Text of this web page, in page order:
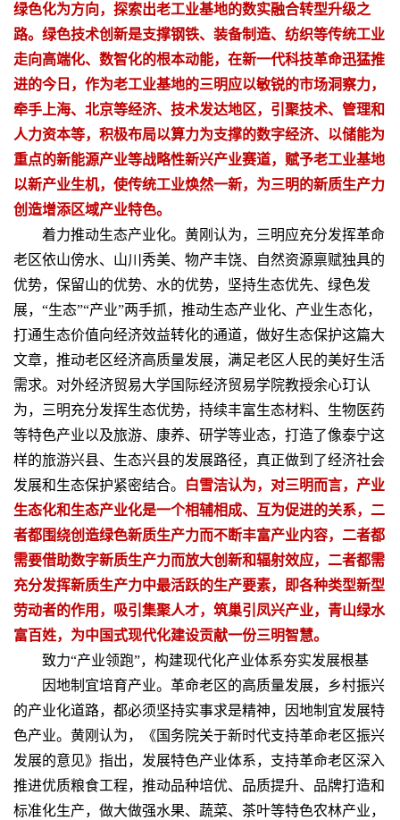
绿色化为方向，探索出老工业基地的数实融合转型升级之
路。绿色技术创新是支撑钢铁、装备制造、纺织等传统工业
走向高端化、数智化的根本动能，在新一代科技革命迅猛推
进的今日，作为老工业基地的三明应以敏锐的市场洞察力，
牵手上海、北京等经济、技术发达地区，引聚技术、管理和
人力资本等，积极布局以算力为支撑的数字经济、以储能为
重点的新能源产业等战略性新兴产业赛道，赋予老工业基地
以新产业生机，使传统工业焕然一新，为三明的新质生产力
创造增添区域产业特色。
着力推动生态产业化。黄刚认为，三明应充分发挥革命
老区依山傍水、山川秀美、物产丰饶、自然资源禀赋独具的
优势，保留山的优势、水的优势，坚持生态优先、绿色发
展，“生态”“产业”两手抓，推动生态产业化、产业生态化，
打通生态价值向经济效益转化的通道，做好生态保护这篇大
文章，推动老区经济高质量发展，满足老区人民的美好生活
需求。对外经济贸易大学国际经济贸易学院教授余心玎认
为，三明充分发挥生态优势，持续丰富生态材料、生物医药
等特色产业以及旅游、康养、研学等业态，打造了像泰宁这
样的旅游兴县、生态兴县的发展路径，真正做到了经济社会
发展和生态保护紧密结合。
白雪洁认为，对三明而言，产业
生态化和生态产业化是一个相辅相成、互为促进的关系，二
者都围绕创造绿色新质生产力而不断丰富产业内容，二者都
需要借助数字新质生产力而放大创新和辐射效应，二者都需
充分发挥新质生产力中最活跃的生产要素，即各种类型新型
劳动者的作用，吸引集聚人才，筑巢引凤兴产业，青山绿水
富百姓，为中国式现代化建设贡献一份三明智慧。
致力“产业领跑”，构建现代化产业体系夯实发展根基
因地制宜培育产业。革命老区的高质量发展，乡村振兴
的产业化道路，都必须坚持实事求是精神，因地制宜发展特
色产业。黄刚认为，《国务院关于新时代支持革命老区振兴
发展的意见》指出，发展特色产业体系，支持革命老区深入
推进优质粮食工程，推动品种培优、品质提升、品牌打造和
标准化生产，做大做强水果、蔬菜、茶叶等特色农林产业，